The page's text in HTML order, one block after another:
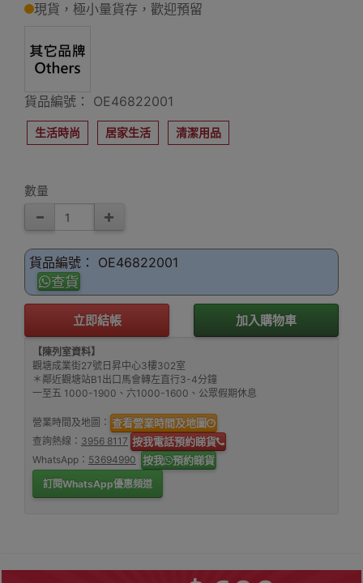
現貨，極小量貨存，歡迎預留
貨品編號： OE46822001
生活時尚 居家生活 清潔用品
數量
貨品編號： OE46822001
查貨
立即結帳 加入購物車
【陳列室資料】
觀塘成業街27號日昇中心3樓302室
＊鄰近觀塘站B1出口馬會轉左直行3-4分鐘
一至五 1000-1900、六1000-1600、公眾假期休息
營業時間及地圖： 查看營業時間及地圖
查詢熱線： 3956 8117 按我電話預約睇貨
WhatsApp： 53694990 按我 預約睇貨
訂閱WhatsApp優惠頻道